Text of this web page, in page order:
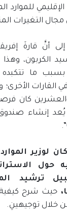
للموارد
مجال التغيرات
أنَّ قارةَ
الكربون، وهذا
بسبب ما
القارات
كان
إنشاء صندوق
لوزير
ترشيد
حيث شرح
خلال توجيهينِ.